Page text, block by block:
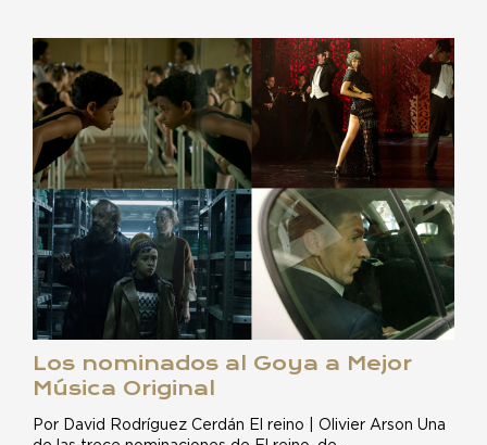
Los nominados al Goya a Mejor
Música Original
Por David Rodríguez Cerdán El reino | Olivier Arson Una